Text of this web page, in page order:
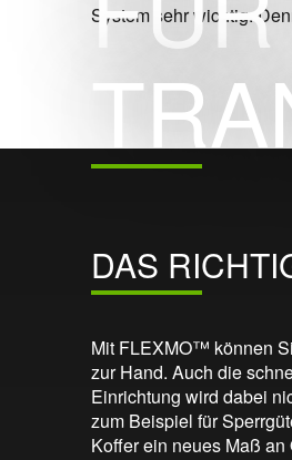
System sehr wichtig.
DAS
Mit FLEXMO™ können
zur Hand. Auch die
Einrichtung wird dabei
zum Beispiel für
Koffer ein neues Maß an